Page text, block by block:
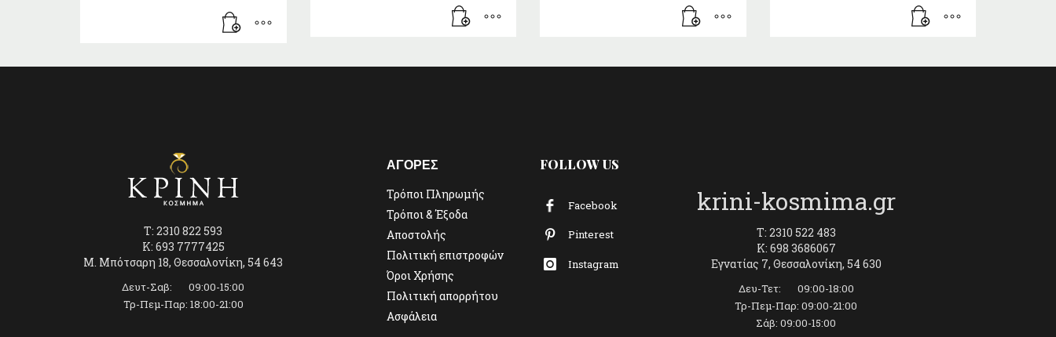
T: 2310 822 593
K: 693 7777425
Μ. Μπότσαρη 18, Θεσσαλονίκη, 54 643
Δευτ-Σαβ: 09:00-15:00
Τρ-Πεμ-Παρ: 18:00-21:00
ΑΓΟΡΕΣ
Τρόποι Πληρωμής
Τρόποι & Έξοδα
Αποστολής
Πολιτική επιστροφών
Όροι Χρήσης
Πολιτική απορρήτου
Ασφάλεια
FOLLOW US
Facebook
Pinterest
Instagram
krini-kosmima.gr
T: 2310 522 483
K: 698 3686067
Εγνατίας 7, Θεσσαλονίκη, 54 630
Δευ-Τετ: 09:00-18:00
Τρ-Πεμ-Παρ: 09:00-21:00
Σάβ: 09:00-15:00